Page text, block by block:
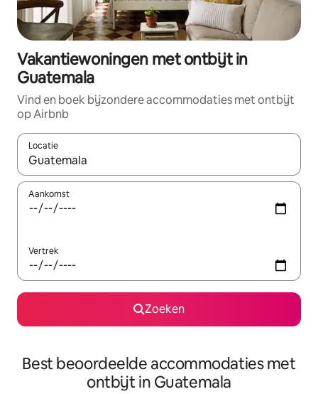
Vakantiewoningen met ontbijt in
Guatemala
Vind en boek bijzondere accommodaties met ontbijt
op Airbnb
Locatie
Wanneer er resultaten beschikbaar zijn, maak je een keuze
Aankomst
Vertrek
Zoeken
Best beoordeelde accommodaties met
ontbijt in Guatemala